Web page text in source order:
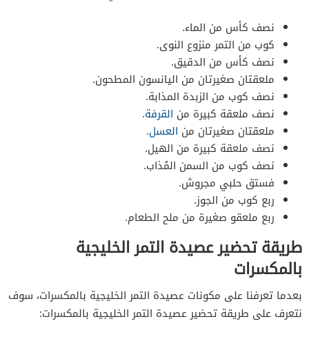
نصف كأس من الماء.
كوب من التمر منزوع النوى.
نصف كأس من الدقيق.
ملعقتان صغيرتان من اليانسون المطحون.
نصف كوب من الزبدة المذابة.
نصف ملعقة كبيرة من القرفة.
ملعقتان صغيرتان من العسل.
نصف ملعقة كبيرة من الهيل.
نصف كوب من السمن المُذاب.
فستق حلبي مجروش.
ربع كوب من الجوز.
ربع ملعقو صغيرة من ملح الطعام.
طريقة تحضير عصيدة التمر الخليجية
بالمكسرات
بعدما تعرفنا على مكونات عصيدة التمر الخليجية بالمكسرات، سوف
نتعرف على طريقة تحضير عصيدة التمر الخليجية بالمكسرات: